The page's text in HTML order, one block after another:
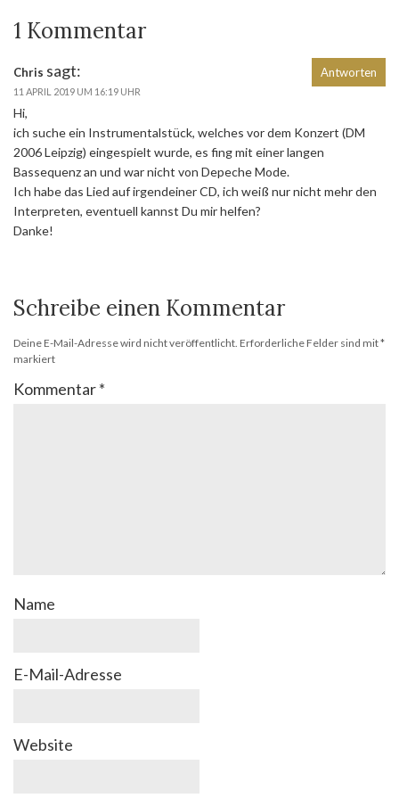
1 Kommentar
Chris sagt:
11 APRIL 2019 UM 16:19 UHR
Hi,
ich suche ein Instrumentalstück, welches vor dem Konzert (DM
2006 Leipzig) eingespielt wurde, es fing mit einer langen
Bassequenz an und war nicht von Depeche Mode.
Ich habe das Lied auf irgendeiner CD, ich weiß nur nicht mehr den
Interpreten, eventuell kannst Du mir helfen?
Danke!
Antworten
Schreibe einen Kommentar
Deine E-Mail-Adresse wird nicht veröffentlicht. Erforderliche Felder sind mit*
markiert
Kommentar*
Name
E-Mail-Adresse
Website